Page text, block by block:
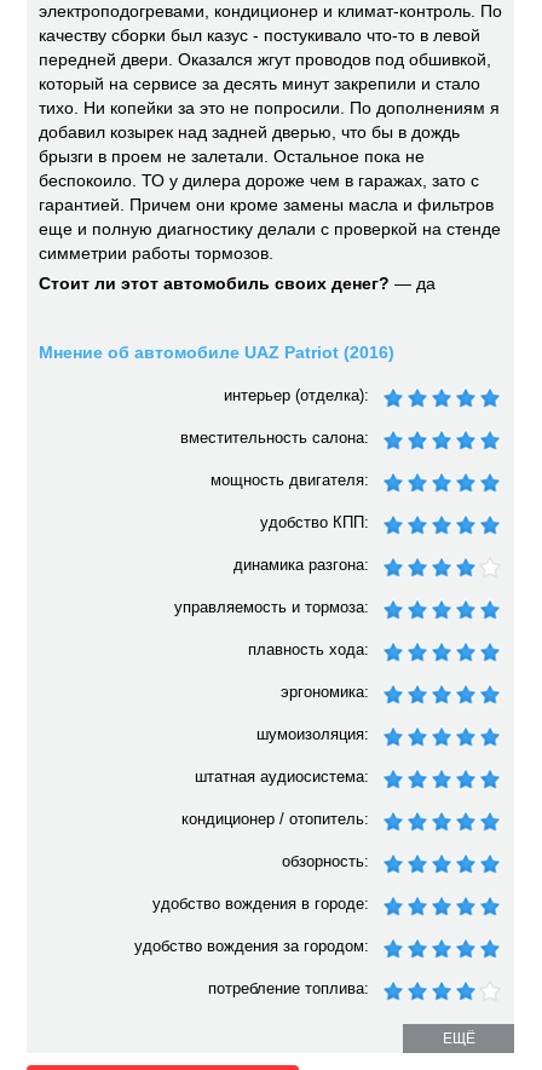
электроподогревами, кондиционер и климат-контроль. По
качеству сборки был казус - постукивало что-то в левой
передней двери. Оказался жгут проводов под обшивкой,
который на сервисе за десять минут закрепили и стало
тихо. Ни копейки за это не попросили. По дополнениям я
добавил козырек над задней дверью, что бы в дождь
брызги в проем не залетали. Остальное пока не
беспокоило. ТО у дилера дороже чем в гаражах, зато с
гарантией. Причем они кроме замены масла и фильтров
еще и полную диагностику делали с проверкой на стенде
симметрии работы тормозов.
Стоит ли этот автомобиль своих денег? — да
Мнение об автомобиле UAZ Patriot (2016)
интерьер (отделка):
вместительность салона:
мощность двигателя:
удобство КПП:
динамика разгона:
управляемость и тормоза:
плавность хода:
эргономика:
шумоизоляция:
штатная аудиосистема:
кондиционер / отопитель:
обзорность:
удобство вождения в городе:
удобство вождения за городом:
потребление топлива:
ЕЩЁ